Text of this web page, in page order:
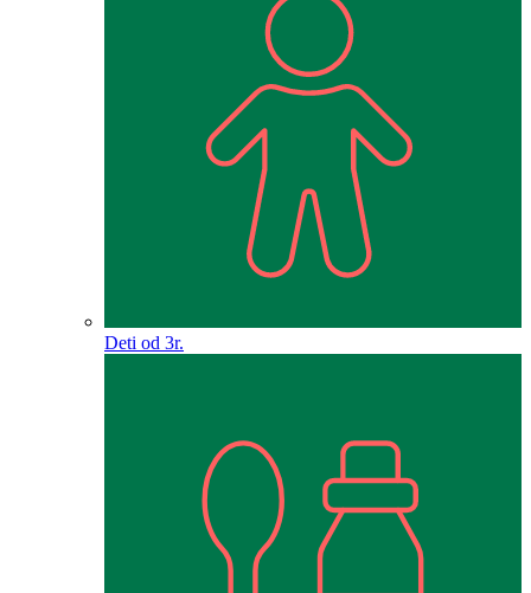
Deti od 3r.